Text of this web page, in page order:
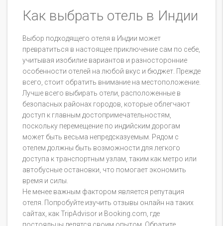
Как выбрать отель в Индии
Выбор подходящего отеля в Индии может
превратиться в настоящее приключение сам по себе,
учитывая изобилие вариантов и разносторонние
особенности отелей на любой вкус и бюджет. Прежде
всего, стоит обратить внимание на местоположение.
Лучше всего выбирать отели, расположенные в
безопасных районах городов, которые облегчают
доступ к главным достопримечательностям,
поскольку перемещение по индийским дорогам
может быть весьма непредсказуемым. Рядом с
отелем должны быть возможности для легкого
доступа к транспортным узлам, таким как метро или
автобусные остановки, что помогает экономить
время и силы.
Не менее важным фактором является репутация
отеля. Попробуйте изучить отзывы онлайн на таких
сайтах, как TripAdvisor и Booking.com, где